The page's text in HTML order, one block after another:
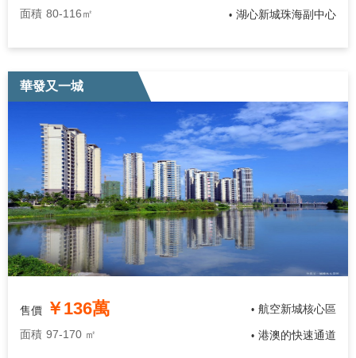
面積 80-116㎡ • 湖心新城珠海副中心
華發又一城
售價 ￥136萬
面積 97-170 ㎡
• 航空新城核心區
• 港澳的快速通道